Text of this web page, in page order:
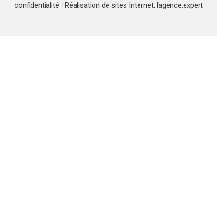
confidentialité | Réalisation de sites Internet, lagence.expert